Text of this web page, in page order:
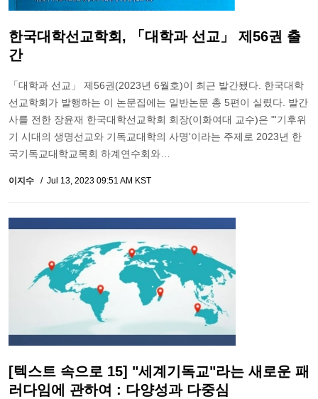
한국대학선교학회, 「대학과 선교」 제56권 출
간
「대학과 선교」 제56권(2023년 6월호)이 최근 발간됐다. 한국대학
선교학회가 발행하는 이 논문집에는 일반논문 총 5편이 실렸다. 발간
사를 전한 장윤재 한국대학선교학회 회장(이화여대 교수)은 "'기후위
기 시대의 생명선교와 기독교대학의 사명'이라는 주제로 2023년 한
국기독교대학교목회 하계연수회와…
이지수 Jul 13, 2023 09:51 AM KST
[텍스트 속으로 15] "세계기독교"라는 새로운 패
러다임에 관하여 : 다양성과 다중심